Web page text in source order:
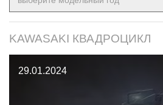
KAWASAKI КВАДРОЦИКЛ
29.01.2024